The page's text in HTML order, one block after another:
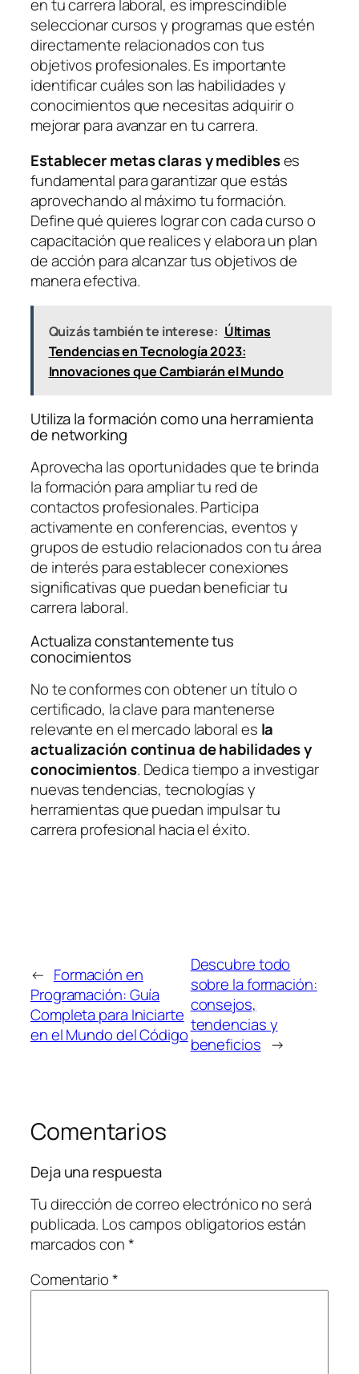
en tu carrera laboral, es imprescindible
seleccionar cursos y programas que estén
directamente relacionados con tus
objetivos profesionales. Es importante
identificar cuáles son las habilidades y
conocimientos que necesitas adquirir o
mejorar para avanzar en tu carrera.
Establecer metas claras y medibleses
fundamental para garantizar que estás
aprovechando al máximo tu formación.
Define qué quieres lograr con cada curso o
capacitación que realices y elabora un plan
de acción para alcanzar tus objetivos de
manera efectiva.
Quizás también te interese: Últimas
Tendencias en Tecnología 2023:
Innovaciones que Cambiarán el Mundo
Utiliza la formación como una herramienta
de networking
Aprovecha las oportunidades que te brinda
la formación para ampliar tu red de
contactos profesionales. Participa
activamente en conferencias, eventos y
grupos de estudio relacionados con tu área
de interés para establecer conexiones
significativas que puedan beneficiar tu
carrera laboral.
Actualiza constantemente tus
conocimientos
No te conformes con obtener un título o
certificado, la clave para mantenerse
relevante en el mercado laboral es la
actualización continua de habilidades y
conocimientos. Dedica tiempo a investigar
nuevas tendencias, tecnologías y
herramientas que puedan impulsar tu
carrera profesional hacia el éxito.
← Formación en
Programación: Guía
Completa para Iniciarte
en el Mundo del Código
Descubre todo
sobre la formación:
consejos,
tendencias y
beneficios →
Comentarios
Deja una respuesta
Tu dirección de correo electrónico no será
publicada. Los campos obligatorios están
marcados con*
Comentario*